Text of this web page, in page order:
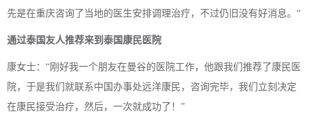
先是在重庆咨询了当地的医生安排调理治疗，不过仍旧没有好消息。“
通过泰国友人推荐来到泰国康民医院
康女士：“刚好我一个朋友在曼谷的医院工作，他跟我们推荐了康民医
院，于是我们就联系中国办事处远洋康民，咨询完毕，我们立刻决定
在康民接受治疗，然后，一次就成功了！”